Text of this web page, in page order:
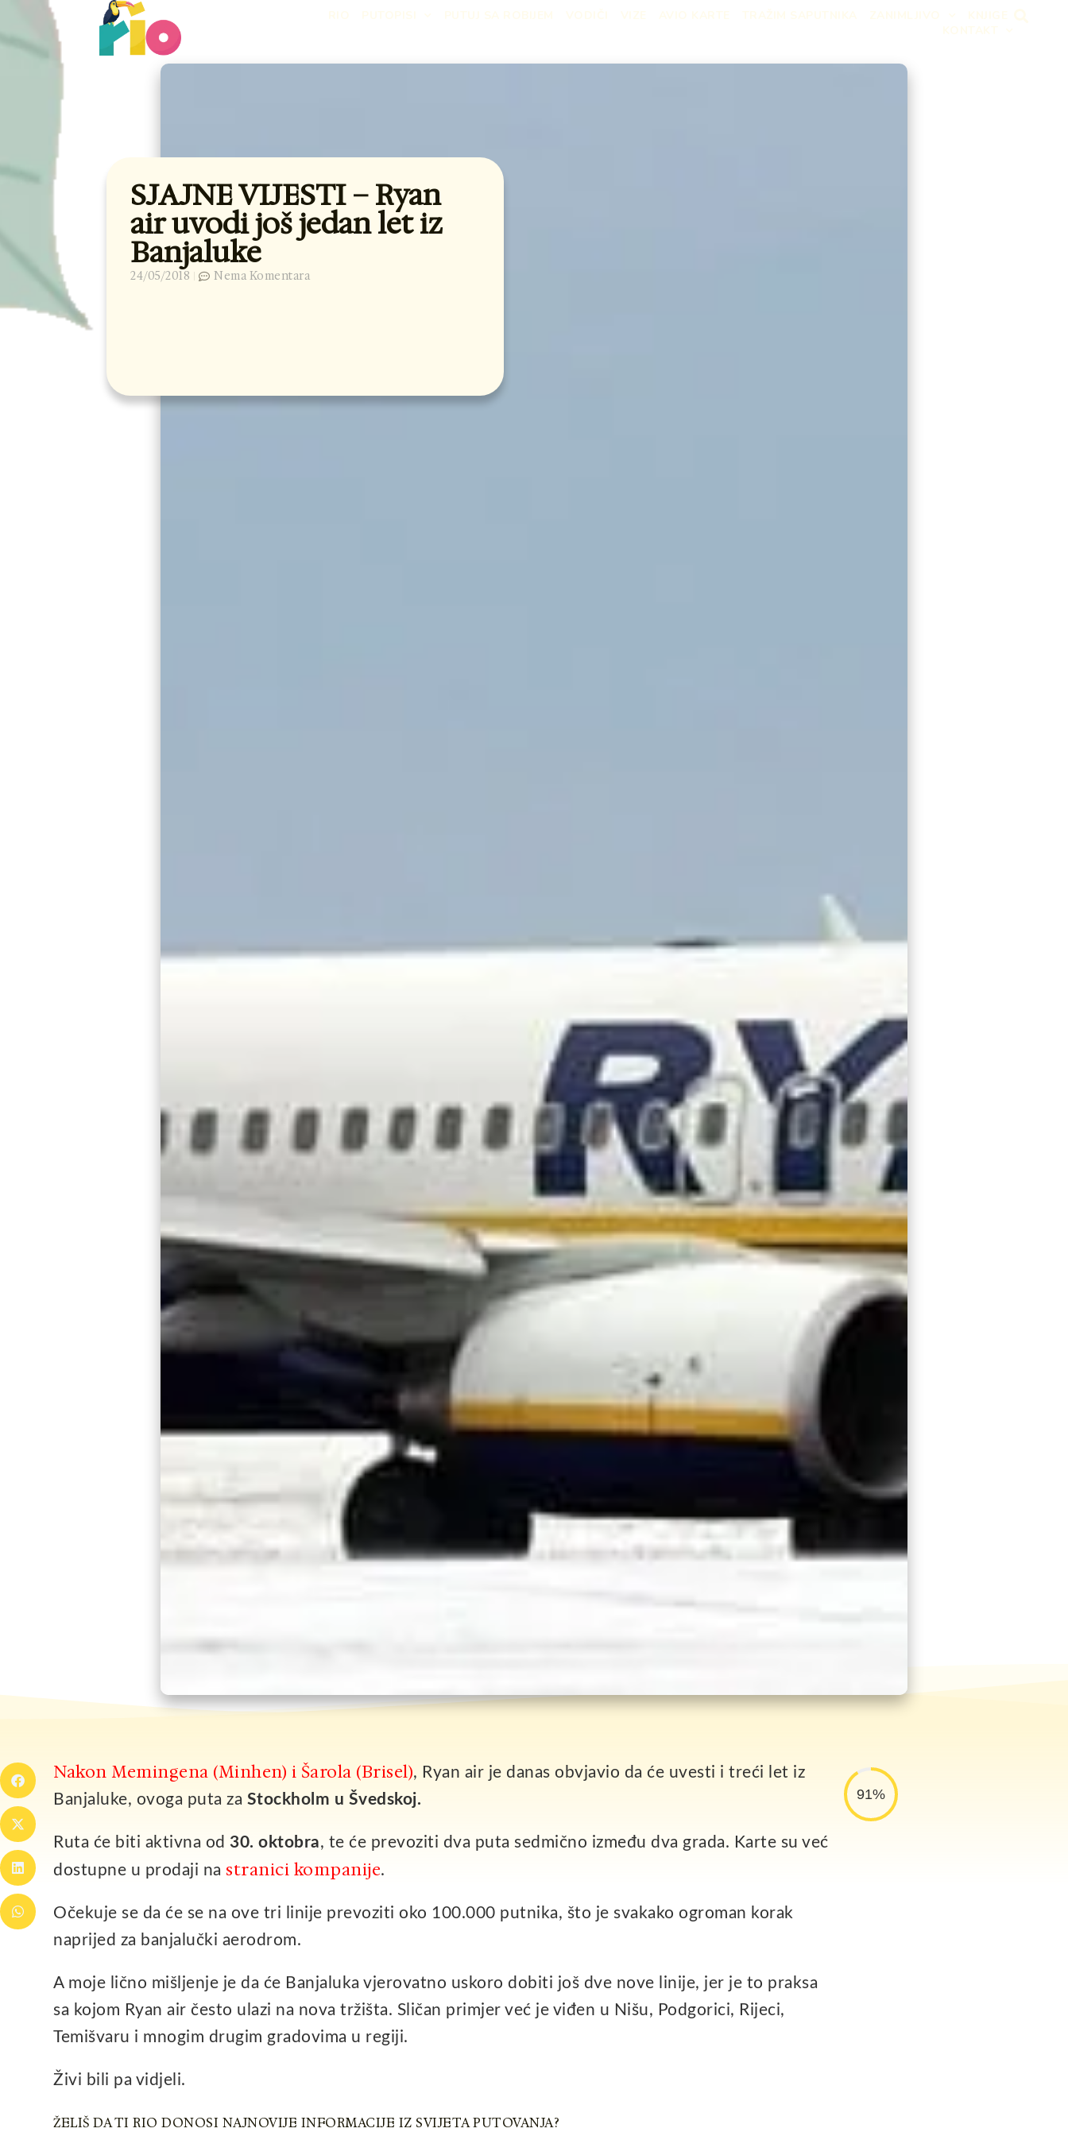
to
content
SJAJNE VIJESTI – Ryan
air uvodi još jedan let iz
Banjaluke
24/05/2018 Nema Komentara
Nakon Memingena (Minhen) i Šarola (Brisel), Ryan air je danas obvjavio da će uvesti i treći let iz
Banjaluke, ovoga puta za Stockholm u Švedskoj.
Ruta će biti aktivna od 30. oktobra, te će prevoziti dva puta sedmično između dva grada. Karte su već
dostupne u prodaji na stranici kompanije.
Očekuje se da će se na ove tri linije prevoziti oko 100.000 putnika, što je svakako ogroman korak
naprijed za banjalučki aerodrom.
A moje lično mišljenje je da će Banjaluka vjerovatno uskoro dobiti još dve nove linije, jer je to praksa
sa kojom Ryan air često ulazi na nova tržišta. Sličan primjer već je viđen u Nišu, Podgorici, Rijeci,
Temišvaru i mnogim drugim gradovima u regiji.
Živi bili pa vidjeli.
ŽELIŠ DA TI RIO DONOSI NAJNOVIJE INFORMACIJE IZ SVIJETA PUTOVANJA?
91%